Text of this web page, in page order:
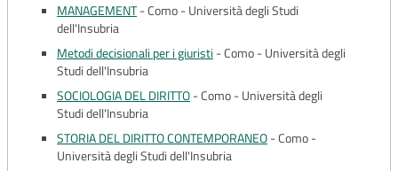
MANAGEMENT-Como - Università degli Studi
dell'Insubria
Metodi decisionali per i giuristi -Como - Università degli
Studi dell'Insubria
SOCIOLOGIA DEL DIRITTO-Como - Università degli
Studi dell'Insubria
STORIA DEL DIRITTO CONTEMPORANEO-Como -
Università degli Studi dell'Insubria